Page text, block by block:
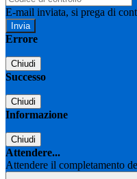
E-mail inviata, si prega di
Errore
Chiudi
Successo
Chiudi
Informazione
Chiudi
Attendere...
Attendere il completamento